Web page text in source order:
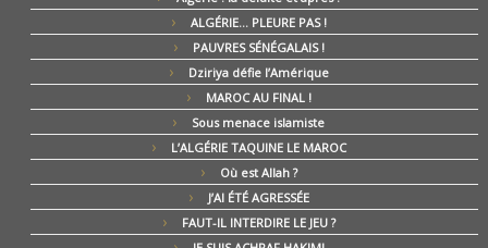
ALGÉRIE… PLEURE PAS !
PAUVRES SÉNÉGALAIS !
Dziriya défie l’Amérique
MAROC AU FINAL !
Sous menace islamiste
L’ALGÉRIE TAQUINE LE MAROC
Où est Allah ?
J’AI ÉTÉ AGRESSÉE
FAUT-IL INTERDIRE LE JEU ?